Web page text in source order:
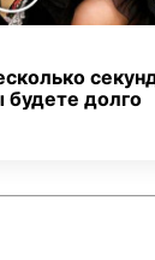
будете долго